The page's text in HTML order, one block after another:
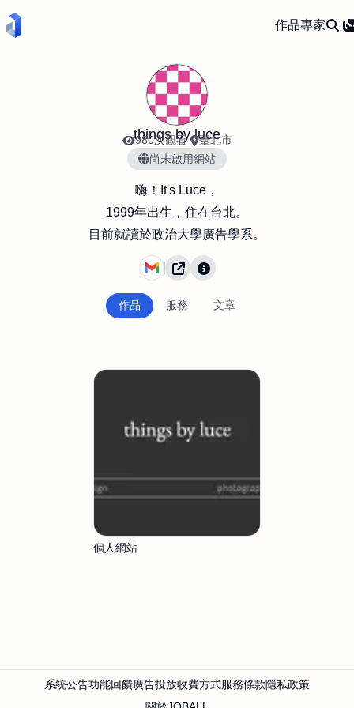
作品專家
things by luce
980次觀看
臺北市
尚未啟用網站
嗨！It's Luce，
1999年出生，住在台北。
​目前就讀於政治大學廣告學系。
作品 服務 文章
個人網站
系統公告功能回饋廣告投放收費方式服務條款隱私政策